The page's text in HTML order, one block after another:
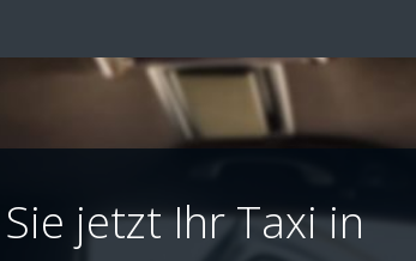
jetzt Ihr Taxi in